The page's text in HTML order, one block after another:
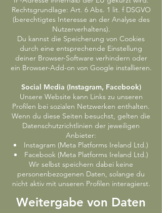
Rechtsgrundlage: Art. 6 Abs. 1 lit. f DSGVO
(berechtigtes Interesse an der Analyse des
Nutzerverhaltens).
Du kannst die Speicherung von Cookies
durch eine entsprechende Einstellung
deiner Browser-Software verhindern oder
ein Browser-Add-on von Google installieren.
Social Media (Instagram, Facebook)
Unsere Website kann Links zu unseren
Profilen bei sozialen Netzwerken enthalten.
Wenn du diese Seiten besuchst, gelten die
Datenschutzrichtlinien der jeweiligen
Anbieter:
Instagram (Meta Platforms Ireland Ltd.)
Facebook (Meta Platforms Ireland Ltd.)
Wir selbst speichern dabei keine
personenbezogenen Daten, solange du
nicht aktiv mit unseren Profilen interagierst.
Weitergabe von Daten